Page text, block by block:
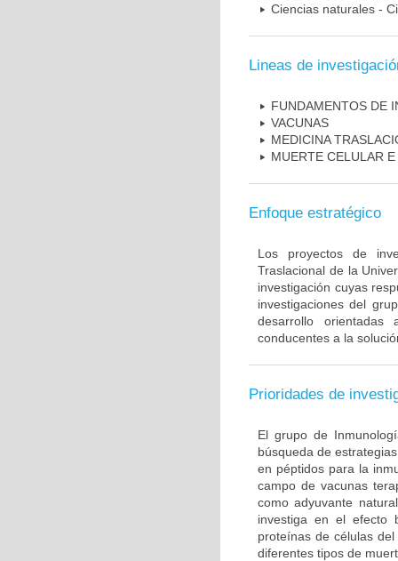
Ciencias naturales -
Lineas de
FUNDAMENTOS DE
VACUNAS
MEDICINA
MUERTE CELULAR
Enfoque estratégico
Los proyectos de
Traslacional de la
investigación cuyas
investigaciones del
desarrollo
conducentes a la
Prioridades de
El grupo de
búsqueda de
en péptidos para la
campo de vacunas
como adyuvante
investiga en el efecto
proteínas de células
diferentes tipos de